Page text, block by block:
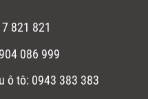
821 821
086 999
ô tô: 0943 383 383